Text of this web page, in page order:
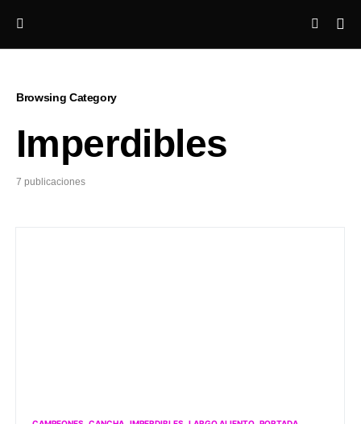
Browsing Category
Imperdibles
7 publicaciones